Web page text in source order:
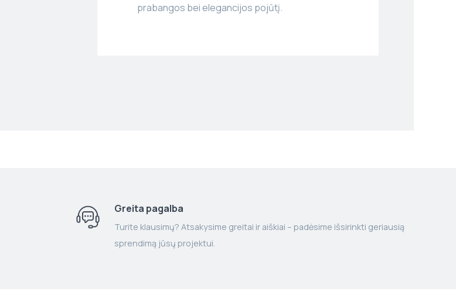
prabangos bei elegancijos pojūtį.
Greita pagalba
Turite klausimų? Atsakysime greitai ir aiškiai – padėsime išsirinkti geriausią
sprendimą jūsų projektui.